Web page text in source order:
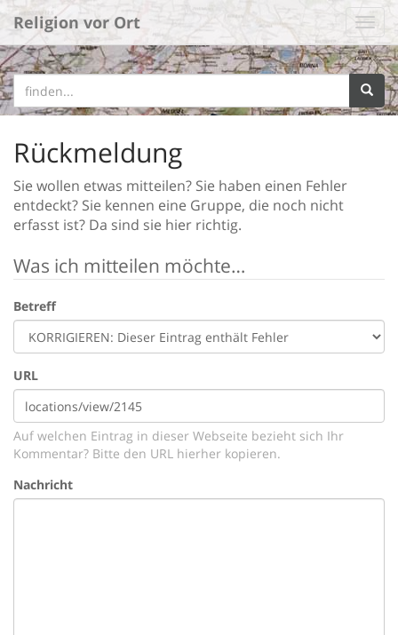
Religion vor Ort
Rückmeldung
Sie wollen etwas mitteilen? Sie haben einen Fehler
entdeckt? Sie kennen eine Gruppe, die noch nicht
erfasst ist? Da sind sie hier richtig.
Was ich mitteilen möchte…
Betreff
URL
Auf welchen Eintrag in dieser Webseite bezieht sich Ihr
Kommentar? Bitte den URL hierher kopieren.
Nachricht